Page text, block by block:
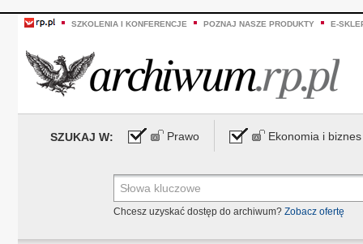
SZKOLENIA I KONFERENCJE POZNAJ NASZE PRODUKTY E-
SZUKAJ W: Prawo Ekonomia i biznes
Chcesz uzyskać dostęp do archiwum? Zobacz ofertę